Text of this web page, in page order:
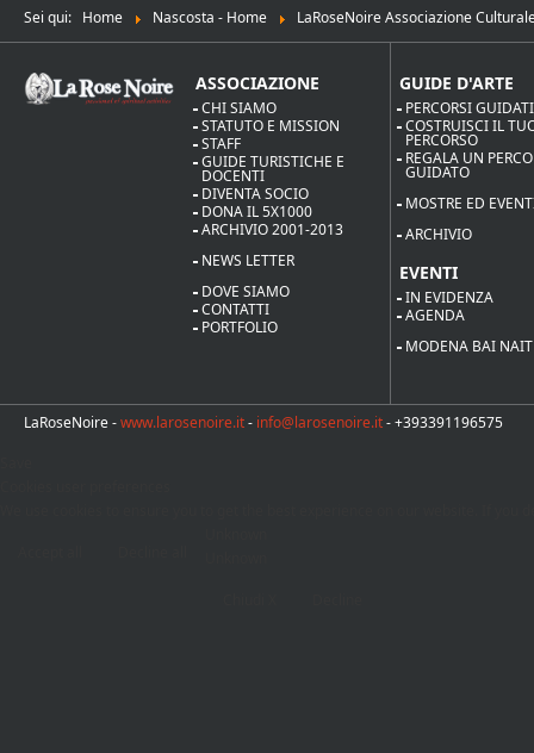
Sei qui: Home Nascosta - Home LaRoseNoire Associazione
ASSOCIAZIONE
CHI SIAMO
STATUTO E MISSION
STAFF
GUIDE TURISTICHE E
DOCENTI
DIVENTA SOCIO
DONA IL 5X1000
ARCHIVIO 2001-2013
NEWS LETTER
DOVE SIAMO
CONTATTI
PORTFOLIO
GUIDE D'ARTE
PERCORSI GUIDATI
COSTRUISCI IL
PERCORSO
REGALA UN
GUIDATO
MOSTRE ED
ARCHIVIO
EVENTI
IN EVIDENZA
AGENDA
MODENA BAI NAIT
LaRoseNoire -www.larosenoire.it- info@larosenoire.it- +393391196575